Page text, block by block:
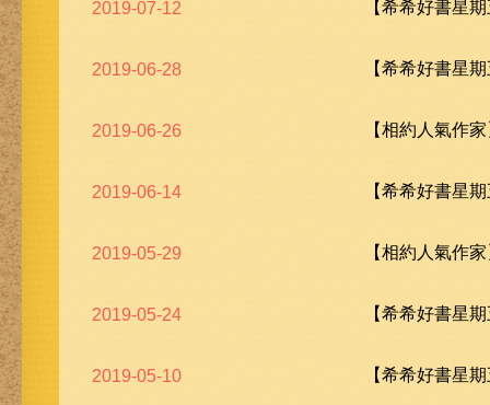
2019-07-12 【希希好書星
2019-06-28 【希希好書星
2019-06-26 【相約人氣作
2019-06-14 【希希好書星
2019-05-29 【相約人氣作
2019-05-24 【希希好書星
2019-05-10 【希希好書星